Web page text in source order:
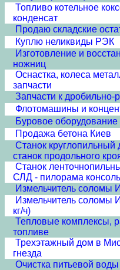
Топливо котельное
конденсат
Продаю складские
Куплю неликвиды РЭК
Изготовление и
ножниц
Оснастка, колеса
запчасти
Запчасти к
Флотомашины и
Буровое оборудование
Продажа бетона Киев
Станок
станок продольного
Станок
СЛД - пилорама
Измельчитель соломы
Измельчитель соломы
кг/ч)
Тепловые комплексы,
топливе
Трехэтажный дом в
гнезда
Очистка питьевой воды